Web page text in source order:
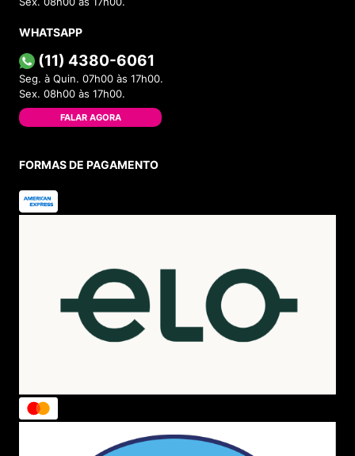
WHATSAPP
(11) 4380-6061
Seg. à Quin. 07h00 às 17h00.
Sex. 08h00 às 17h00.
FALAR AGORA
FORMAS DE PAGAMENTO